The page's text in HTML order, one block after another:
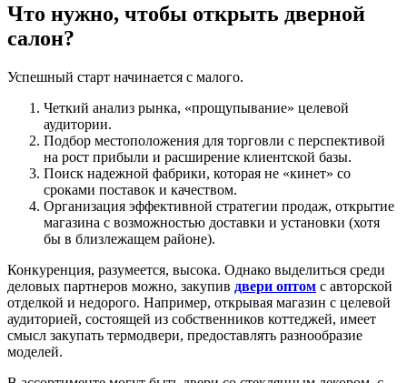
Что нужно, чтобы открыть дверной
салон?
Успешный старт начинается с малого.
Четкий анализ рынка, «прощупывание» целевой
аудитории.
Подбор местоположения для торговли с перспективой
на рост прибыли и расширение клиентской базы.
Поиск надежной фабрики, которая не «кинет» со
сроками поставок и качеством.
Организация эффективной стратегии продаж, открытие
магазина с возможностью доставки и установки (хотя
бы в близлежащем районе).
Конкуренция, разумеется, высока. Однако выделиться среди
деловых партнеров можно, закупив двери оптом с авторской
отделкой и недорого. Например, открывая магазин с целевой
аудиторией, состоящей из собственников коттеджей, имеет
смысл закупать термодвери, предоставлять разнообразие
моделей.